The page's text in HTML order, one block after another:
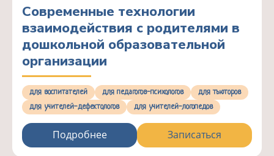
Современные технологии
взаимодействия с родителями в
дошкольной образовательной
организации
для воспитателей для педагогов-психологов
для тьюторов
для учителей-дефектологов
для учителей-логопедов
Подробнее Записаться